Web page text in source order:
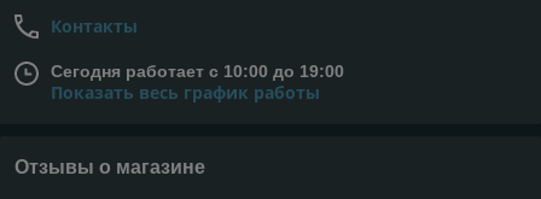
Контакты
Сегодня работает с 10:00 до 19:00
Показать весь график работы
Отзывы о магазине